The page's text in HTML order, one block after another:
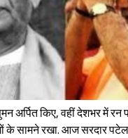
अर्पित किए, वहीं देशभर में रन
के सामने रखा. आज सरदार